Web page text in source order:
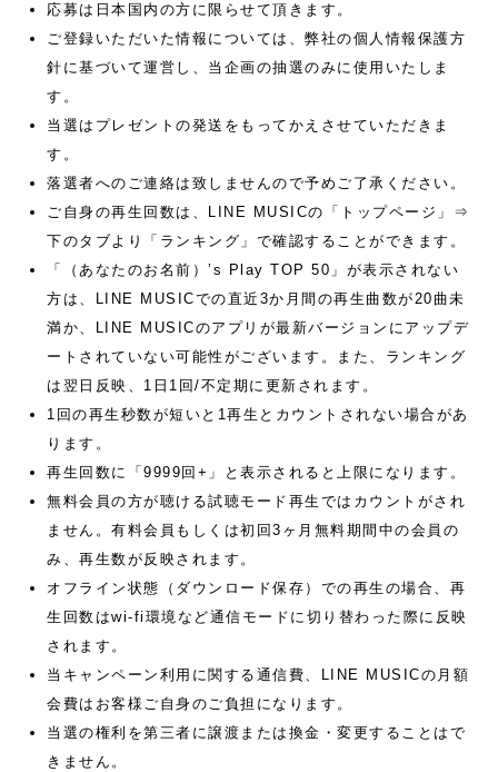
応募は日本国内の方に限らせて頂きます。
ご登録いただいた情報については、弊社の個人情報保護方
針に基づいて運営し、当企画の抽選のみに使用いたしま
す。
当選はプレゼントの発送をもってかえさせていただきま
す。
落選者へのご連絡は致しませんので予めご了承ください。
ご自身の再生回数は、LINE MUSICの「トップページ」⇒
下のタブより「ランキング」で確認することができます。
「（あなたのお名前）’s Play TOP 50」が表示されない
方は、LINE MUSICでの直近3か月間の再生曲数が20曲未
満か、LINE MUSICのアプリが最新バージョンにアップデ
ートされていない可能性がございます。また、ランキング
は翌日反映、1日1回/不定期に更新されます。
1回の再生秒数が短いと1再生とカウントされない場合があ
ります。
再生回数に「9999回+」と表示されると上限になります。
無料会員の方が聴ける試聴モード再生ではカウントがされ
ません。有料会員もしくは初回3ヶ月無料期間中の会員の
み、再生数が反映されます。
オフライン状態（ダウンロード保存）での再生の場合、再
生回数はwi-fi環境など通信モードに切り替わった際に反映
されます。
当キャンペーン利用に関する通信費、LINE MUSICの月額
会費はお客様ご自身のご負担になります。
当選の権利を第三者に譲渡または換金・変更することはで
きません。